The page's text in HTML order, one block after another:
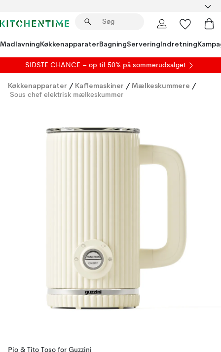
MadlavningKøkkenapparaterBagningServeringIndretning
SIDSTE CHANCE – op til 50% på sommerudsalget
Køkkenapparater / Kaffemaskiner / Mælkeskummere /
Sous chef elektrisk mælkeskummer
Pio & Tito Toso for Guzzini